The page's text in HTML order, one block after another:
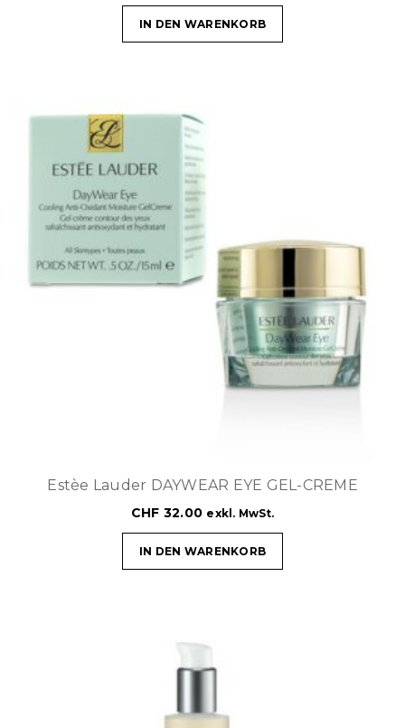
IN DEN WARENKORB
Estèe Lauder DAYWEAR EYE GEL-CREME
CHF 32.00 exkl. MwSt.
IN DEN WARENKORB